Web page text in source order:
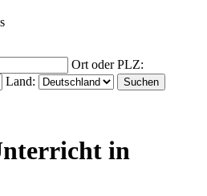
Ort oder PLZ:
Land:
in